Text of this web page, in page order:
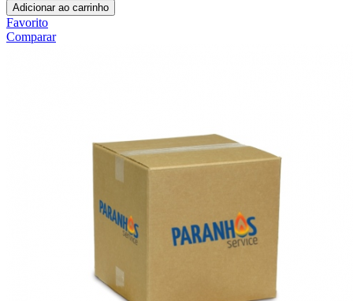
Adicionar ao carrinho
Favorito
Comparar